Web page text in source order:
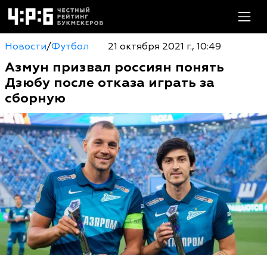
Новости/Футбол 21 октября 2021 г., 10:49
Азмун призвал россиян понять
Дзюбу после отказа играть за
сборную